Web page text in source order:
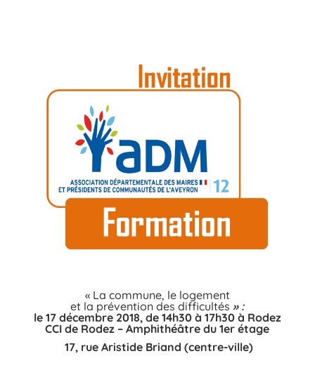
« La commune, le logement
et la prévention des difficultés » :
le 17 décembre 2018, de 14h30 à 17h30 à Rodez
CCI de Rodez – Amphithéâtre du 1er étage
17, rue Aristide Briand (centre-ville)